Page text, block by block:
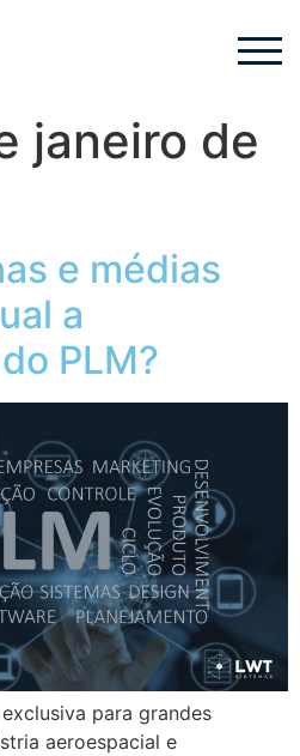
janeiro de
e médias
a
PLM?
para grandes
aeroespacial e